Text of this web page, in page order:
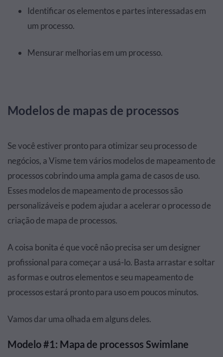
Identificar os elementos e partes interessadas em
um processo.
Mensurar melhorias em um processo.
Modelos de mapas de processos
Se você estiver pronto para otimizar seu processo de
negócios, a Visme tem vários modelos de mapeamento de
processos cobrindo uma ampla gama de casos de uso.
Esses modelos de mapeamento de processos são
personalizáveis e podem ajudar a acelerar o processo de
criação de mapa de processos.
A coisa bonita é que você não precisa ser um designer
profissional para começar a usá-lo. Basta arrastar e soltar
as formas e outros elementos e seu mapeamento de
processos estará pronto para uso em poucos minutos.
Vamos dar uma olhada em alguns deles.
Modelo #1: Mapa de processos Swimlane